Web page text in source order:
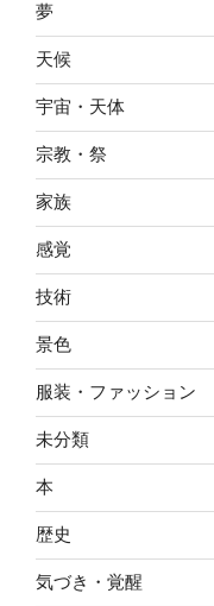
夢
天候
宇宙・天体
宗教・祭
家族
感覚
技術
景色
服装・ファッション
未分類
本
歴史
気づき・覚醒